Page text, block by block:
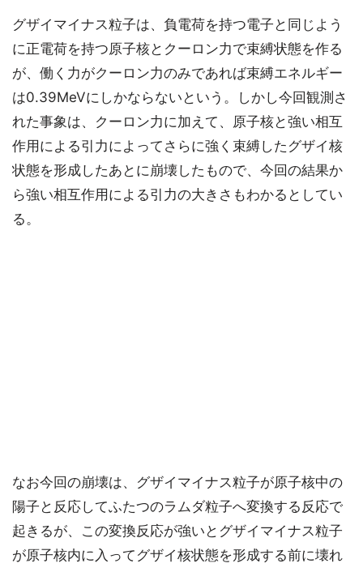
グザイマイナス粒子は、負電荷を持つ電子と同じよう
に正電荷を持つ原子核とクーロン力で束縛状態を作る
が、働く力がクーロン力のみであれば束縛エネルギー
は0.39MeVにしかならないという。しかし今回観測さ
れた事象は、クーロン力に加えて、原子核と強い相互
作用による引力によってさらに強く束縛したグザイ核
状態を形成したあとに崩壊したもので、今回の結果か
ら強い相互作用による引力の大きさもわかるとしてい
る。
なお今回の崩壊は、グザイマイナス粒子が原子核中の
陽子と反応してふたつのラムダ粒子へ変換する反応で
起きるが、この変換反応が強いとグザイマイナス粒子
が原子核内に入ってグザイ核状態を形成する前に壊れ